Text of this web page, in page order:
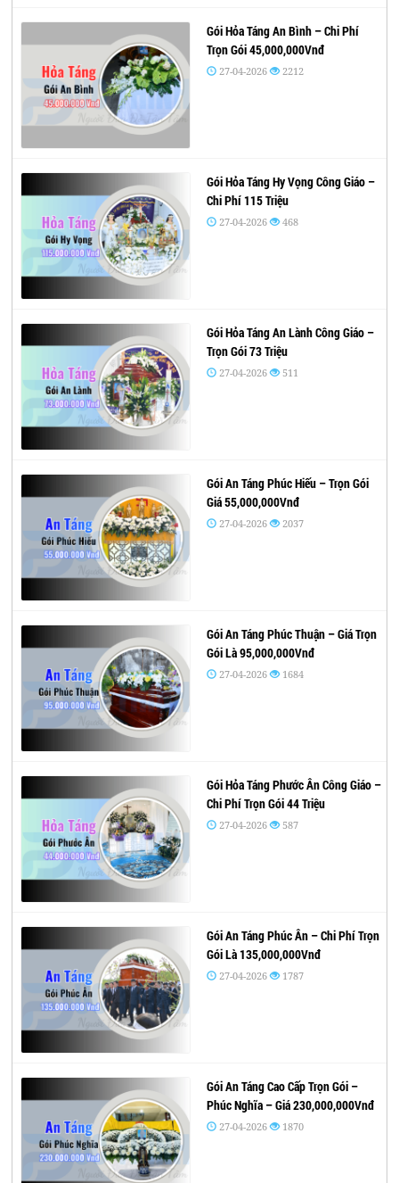
Gói Hỏa Táng An Bình – Chi Phí
Trọn Gói 45,000,000Vnđ
27-04-2026 2212
Gói Hỏa Táng Hy Vọng Công Giáo –
Chi Phí 115 Triệu
27-04-2026 468
Gói Hỏa Táng An Lành Công Giáo –
Trọn Gói 73 Triệu
27-04-2026 511
Gói An Táng Phúc Hiếu – Trọn Gói
Giá 55,000,000Vnđ
27-04-2026 2037
Gói An Táng Phúc Thuận – Giá Trọn
Gói Là 95,000,000Vnđ
27-04-2026 1684
Gói Hỏa Táng Phước Ân Công Giáo –
Chi Phí Trọn Gói 44 Triệu
27-04-2026 587
Gói An Táng Phúc Ân – Chi Phí Trọn
Gói Là 135,000,000Vnđ
27-04-2026 1787
Gói An Táng Cao Cấp Trọn Gói –
Phúc Nghĩa – Giá 230,000,000Vnđ
27-04-2026 1870